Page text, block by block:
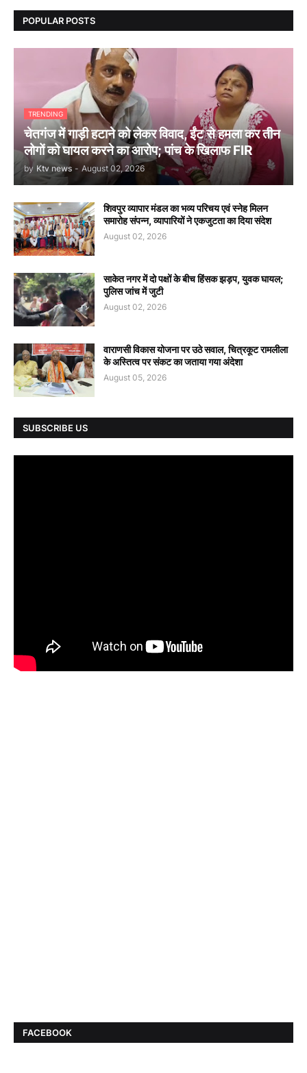
POPULAR POSTS
TRENDING
चेतगंज में गाड़ी हटाने को लेकर विवाद, ईंट से हमला कर तीन
लोगों को घायल करने का आरोप; पांच के खिलाफ FIR
by Ktv news - August 02, 2026
शिवपुर व्यापार मंडल का भव्य परिचय एवं स्नेह मिलन
समारोह संपन्न, व्यापारियों ने एकजुटता का दिया संदेश
August 02, 2026
साकेत नगर में दो पक्षों के बीच हिंसक झड़प, युवक घायल;
पुलिस जांच में जुटी
August 02, 2026
वाराणसी विकास योजना पर उठे सवाल, चित्रकूट रामलीला
के अस्तित्व पर संकट का जताया गया अंदेशा
August 05, 2026
SUBSCRIBE US
FACEBOOK